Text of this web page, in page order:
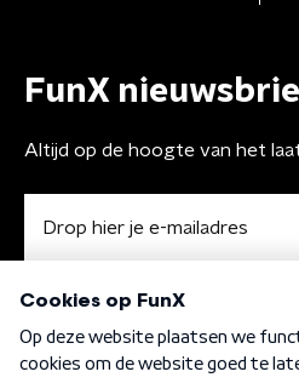
FunX
Altijd op de hoogte van het